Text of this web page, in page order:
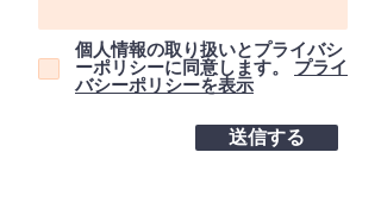
個人情報の取り扱いとプライバシ
ーポリシーに同意します。
プライ
バシーポリシーを表示
送信する